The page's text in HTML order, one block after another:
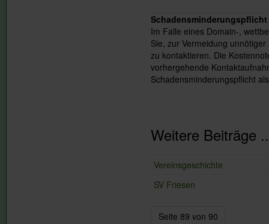
Schadensminderungspflicht
Im Falle eines Domain-,
Sie, zur Vermeidung
zu kontaktieren. Die
vorhergehende
Schadensminderungspflicht
Weitere Beiträge
Vereinsgeschichte
SV Friesen
Seite 89 von 90